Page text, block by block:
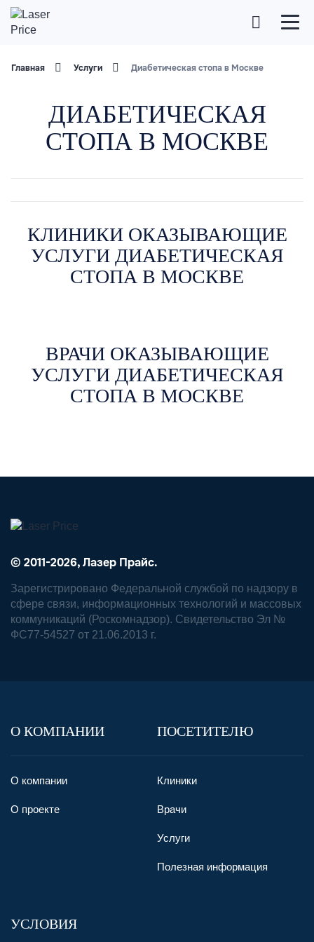
Главная Услуги Диабетическая стопа в Москве
ДИАБЕТИЧЕСКАЯ
СТОПА В МОСКВЕ
КЛИНИКИ ОКАЗЫВАЮЩИЕ
УСЛУГИ ДИАБЕТИЧЕСКАЯ
СТОПА В МОСКВЕ
ВРАЧИ ОКАЗЫВАЮЩИЕ
УСЛУГИ ДИАБЕТИЧЕСКАЯ
СТОПА В МОСКВЕ
© 2011-2026, Лазер Прайс.
Зарегистрировано Федеральной службой по надзору в
сфере связи, информационных технологий и массовых
коммуникаций (Роскомнадзор). Свидетельство Эл №
ФС77-54527 от 21.06.2013 г.
О КОМПАНИИ
О компании
О проекте
ПОСЕТИТЕЛЮ
Клиники
Врачи
Услуги
Полезная информация
УСЛОВИЯ